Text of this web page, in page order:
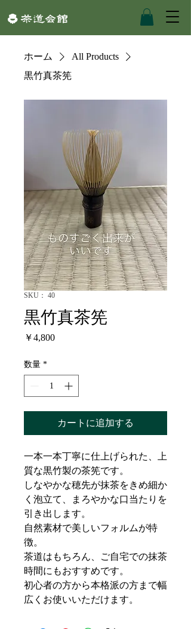
ホーム
All Products
黒竹真茶筅
SKU： 40
黒竹真茶筅
￥4,800価
数量 *
カートに追加する
一本一本丁寧に仕上げられた、上
質な黒竹製の茶筅です。
しなやかな穂先が抹茶をきめ細か
く泡立て、まろやかな口当たりを
引き出します。
自然素材で美しいフォルムが特
徴。
茶道はもちろん、ご自宅での抹茶
時間にもおすすめです。
初心者の方から本格派の方まで幅
広くお使いいただけます。